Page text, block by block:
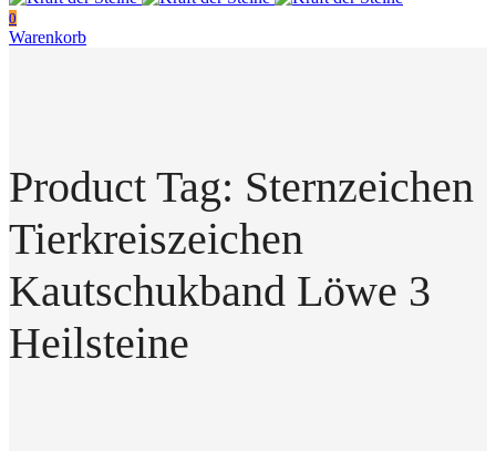
0
Warenkorb
Product Tag: Sternzeichen
Tierkreiszeichen
Kautschukband Löwe 3
Heilsteine